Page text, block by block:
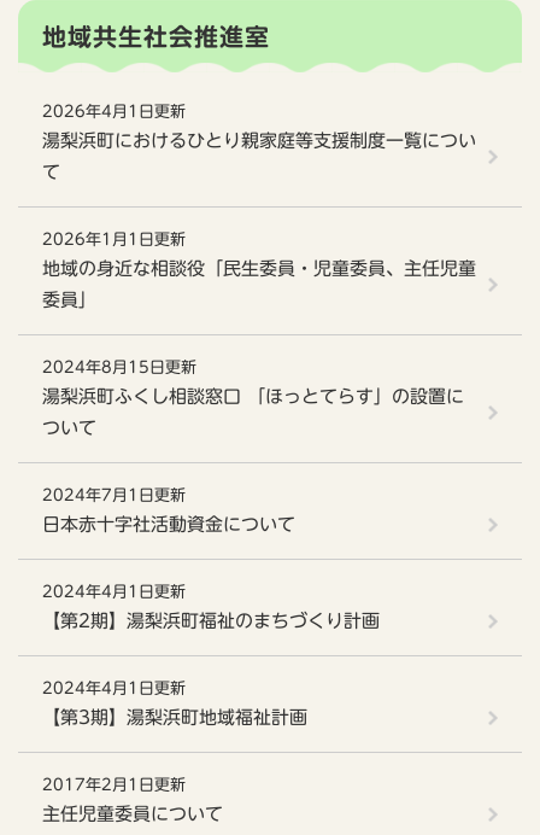
地域共生社会推進室
2026年4月1日更新
湯梨浜町におけるひとり親家庭等支援制度一覧につい
て
2026年1月1日更新
地域の身近な相談役「民生委員・児童委員、主任児童
委員」
2024年8月15日更新
湯梨浜町ふくし相談窓口 「ほっとてらす」の設置に
ついて
2024年7月1日更新
日本赤十字社活動資金について
2024年4月1日更新
【第2期】湯梨浜町福祉のまちづくり計画
2024年4月1日更新
【第3期】湯梨浜町地域福祉計画
2017年2月1日更新
主任児童委員について